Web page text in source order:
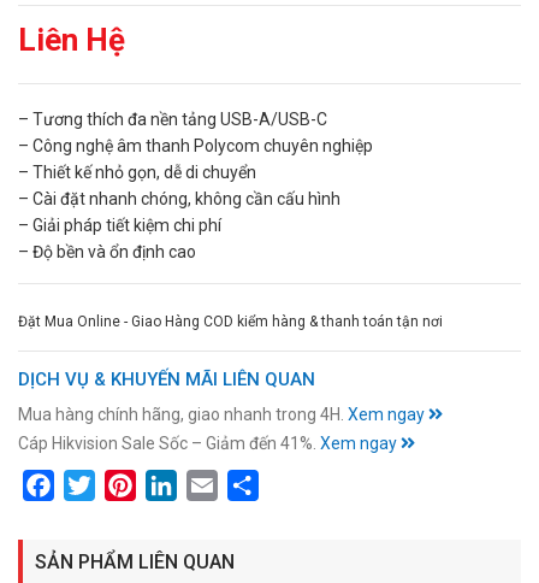
Liên Hệ
– Tương thích đa nền tảng USB-A/USB-C
– Công nghệ âm thanh Polycom chuyên nghiệp
– Thiết kế nhỏ gọn, dễ di chuyển
– Cài đặt nhanh chóng, không cần cấu hình
– Giải pháp tiết kiệm chi phí
– Độ bền và ổn định cao
Đặt Mua Online - Giao Hàng COD kiểm hàng & thanh toán tận nơi
DỊCH VỤ & KHUYẾN MÃI LIÊN QUAN
Mua hàng chính hãng, giao nhanh trong 4H. Xem ngay
Cáp Hikvision Sale Sốc – Giảm đến 41%. Xem ngay
FacebookTwitterPinterestLinkedIn
Email
SẢN PHẨM LIÊN QUAN